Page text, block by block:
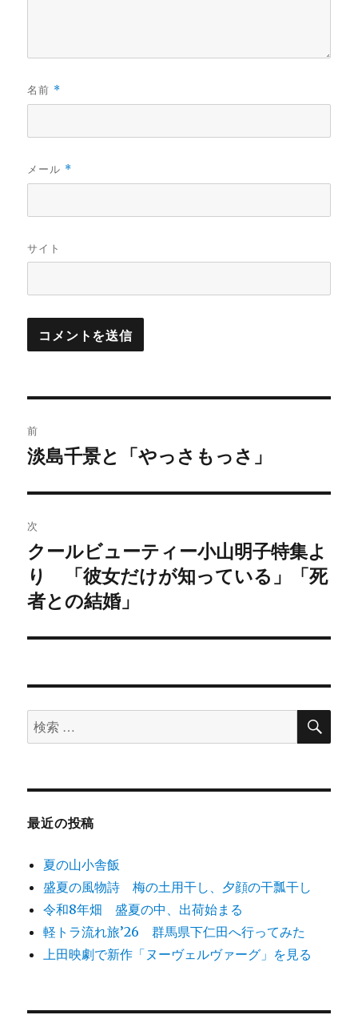
名前 *
メール *
サイト
稿
ビ
ゲ
ー
シ
ン
前
過
の
投
稿:
淡島千景と「やっさもっさ」
次
次
の
投
クールビューティー小山明子特集よ
り 「彼女だけが知っている」「死
者との結婚」
検
索
象:
検
最近の投稿
夏の山小舎飯
盛夏の風物詩 梅の土用干し、夕顔の干瓢干し
令和8年畑 盛夏の中、出荷始まる
軽トラ流れ旅’26 群馬県下仁田へ行ってみた
上田映劇で新作「ヌーヴェルヴァーグ」を見る